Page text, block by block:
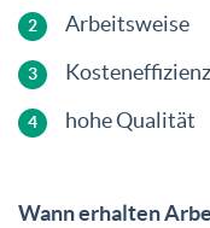
Arbeitsweise
Kosteneffizienz
hohe Qualität
Wann erhalten